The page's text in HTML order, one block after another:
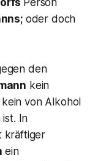
Person
oder doch
den
kein
von Alkohol
In
kräftiger
ein